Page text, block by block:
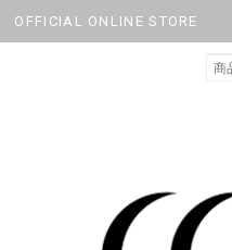
OFFICIAL ONLINE STORE